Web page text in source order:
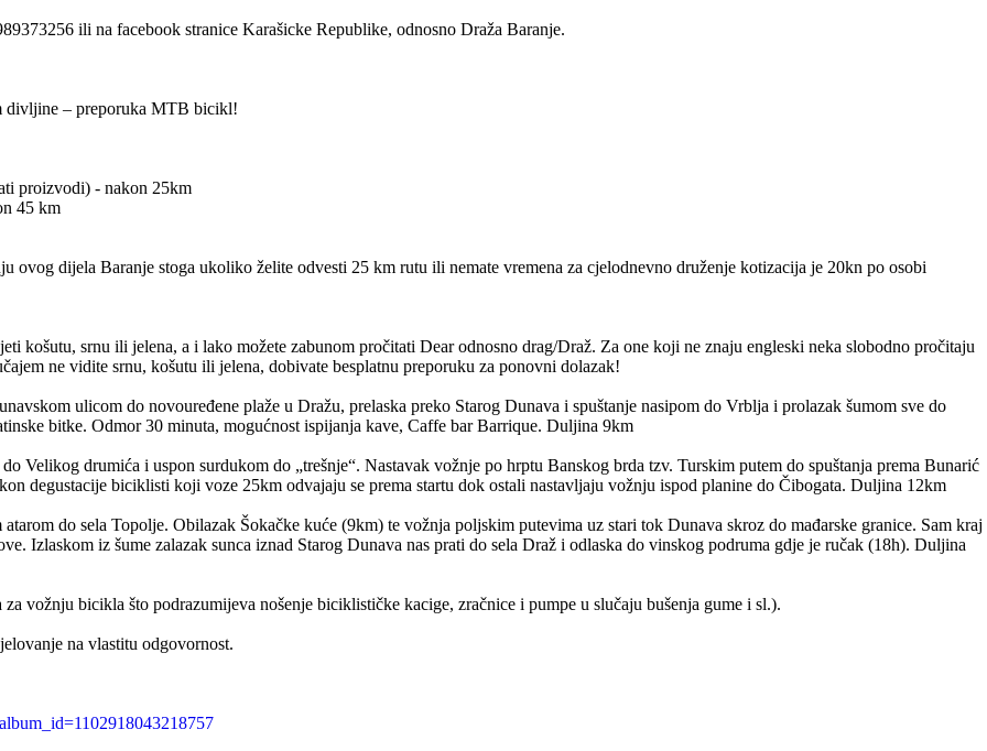
ili na facebook stranice Karašicke Republike, odnosno Draža Baranje.
divljine – preporuka MTB bicikl!
proizvodi) - nakon 25km
45 km
ovog dijela Baranje stoga ukoliko želite odvesti 25 km rutu ili nemate vremena za cjelodnevno druženje kotizacija je 20kn po osobi
košutu, srnu ili jelena, a i lako možete zabunom pročitati Dear odnosno drag/Draž. Za one koji ne znaju engleski neka slobodno pročitaju
ne vidite srnu, košutu ili jelena, dobivate besplatnu preporuku za ponovni dolazak!
ulicom do novouređene plaže u Dražu, prelaska preko Starog Dunava i spuštanje nasipom do Vrblja i prolazak šumom sve do
bitke. Odmor 30 minuta, mogućnost ispijanja kave, Caffe bar Barrique. Duljina 9km
Velikog drumića i uspon surdukom do „trešnje“. Nastavak vožnje po hrptu Banskog brda tzv. Turskim putem do spuštanja prema Bunarić
degustacije biciklisti koji voze 25km odvajaju se prema startu dok ostali nastavljaju vožnju ispod planine do Čibogata. Duljina 12km
do sela Topolje. Obilazak Šokačke kuće (9km) te vožnja poljskim putevima uz stari tok Dunava skroz do mađarske granice. Sam kraj
Izlaskom iz šume zalazak sunca iznad Starog Dunava nas prati do sela Draž i odlaska do vinskog podruma gdje je ručak (18h). Duljina
vožnju bicikla što podrazumijeva nošenje biciklističke kacige, zračnice i pumpe u slučaju bušenja gume i sl.).
na vlastitu odgovornost.